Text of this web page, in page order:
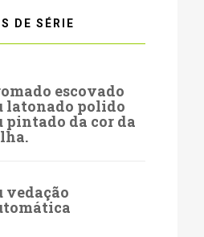
DE SÉRIE
escovado
latonado polido
pintado da cor da
vedação